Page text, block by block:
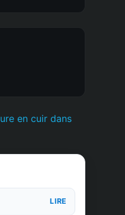
en cuir dans
LIRE